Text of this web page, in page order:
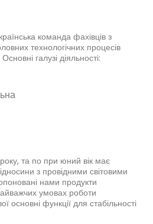
команда фахівців з
технологічних процесів
галузі діяльності:
та по при юний вік має
з провідними світовими
нами продукти
умовах роботи
основні функції для стабільності